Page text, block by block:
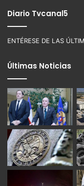
Diario Tvcanal5
ENTÉRESE DE LAS
Últimas Noticias